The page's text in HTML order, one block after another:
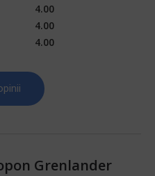
4.00
4.00
4.00
Grenlander